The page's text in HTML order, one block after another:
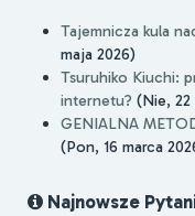
Tajemnicza kula
maja 2026)
Tsuruhiko Kiuchi:
internetu? (Nie, 22
GENIALNA
(Pon, 16 marca
Najnowsze